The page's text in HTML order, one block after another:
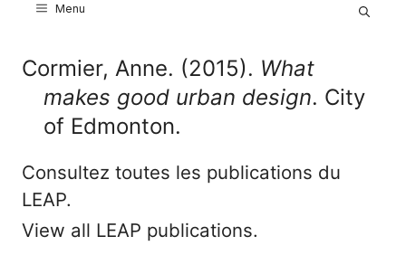
Menu
Cormier, Anne. (2015). What
makes good urban design. City
of Edmonton.
Consultez toutes les publications du
LEAP.
View all LEAP publications.